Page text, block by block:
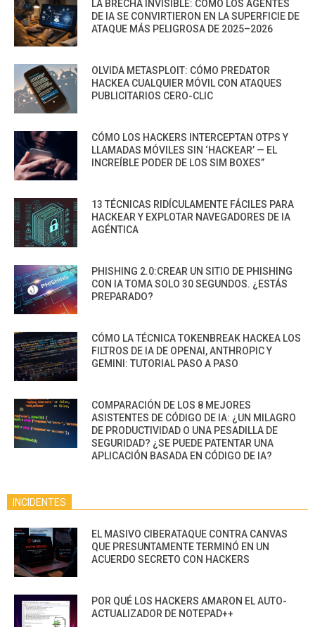
LA BRECHA INVISIBLE: CÓMO LOS AGENTES
DE IA SE CONVIRTIERON EN LA SUPERFICIE DE
ATAQUE MÁS PELIGROSA DE 2025–2026
OLVIDA METASPLOIT: CÓMO PREDATOR
HACKEA CUALQUIER MÓVIL CON ATAQUES
PUBLICITARIOS CERO-CLIC
CÓMO LOS HACKERS INTERCEPTAN OTPS Y
LLAMADAS MÓVILES SIN ‘HACKEAR’ — EL
INCREÍBLE PODER DE LOS SIM BOXES”
13 TÉCNICAS RIDÍCULAMENTE FÁCILES PARA
HACKEAR Y EXPLOTAR NAVEGADORES DE IA
AGÉNTICA
PHISHING 2.0:CREAR UN SITIO DE PHISHING
CON IA TOMA SOLO 30 SEGUNDOS. ¿ESTÁS
PREPARADO?
CÓMO LA TÉCNICA TOKENBREAK HACKEA LOS
FILTROS DE IA DE OPENAI, ANTHROPIC Y
GEMINI: TUTORIAL PASO A PASO
COMPARACIÓN DE LOS 8 MEJORES
ASISTENTES DE CÓDIGO DE IA: ¿UN MILAGRO
DE PRODUCTIVIDAD O UNA PESADILLA DE
SEGURIDAD? ¿SE PUEDE PATENTAR UNA
APLICACIÓN BASADA EN CÓDIGO DE IA?
INCIDENTES
EL MASIVO CIBERATAQUE CONTRA CANVAS
QUE PRESUNTAMENTE TERMINÓ EN UN
ACUERDO SECRETO CON HACKERS
POR QUÉ LOS HACKERS AMARON EL AUTO-
ACTUALIZADOR DE NOTEPAD++